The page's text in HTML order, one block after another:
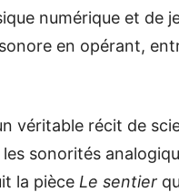
numérique et de
en opérant,
véritable récit de
les sonorités
la pièce Le sentier